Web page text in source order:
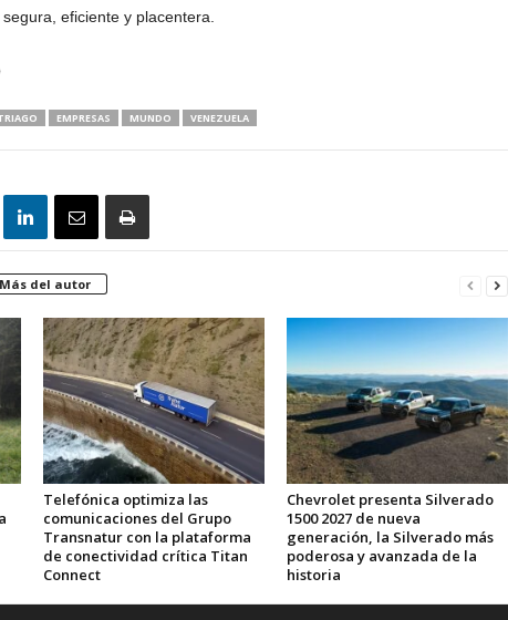
eficiente y placentera.
EMPRESAS MUNDO VENEZUELA
Más del autor
Telefónica optimiza las
comunicaciones del Grupo
Transnatur con la plataforma
de conectividad crítica Titan
Connect
Chevrolet presenta Silverado
1500 2027 de nueva
generación, la Silverado más
poderosa y avanzada de la
historia